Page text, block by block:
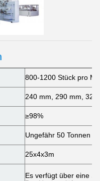
800-1200 Stück pro
240 mm, 290 mm,
≥98%
Ungefähr 50 Tonnen
25x4x3m
Es verfügt über eine